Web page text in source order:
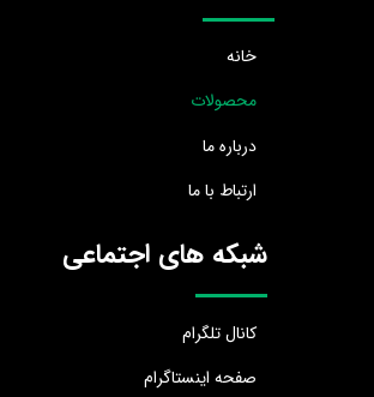
خانه
محصولات
درباره ما
ارتباط با ما
شبکه های اجتماعی
کانال تلگرام
صفحه اینستاگرام